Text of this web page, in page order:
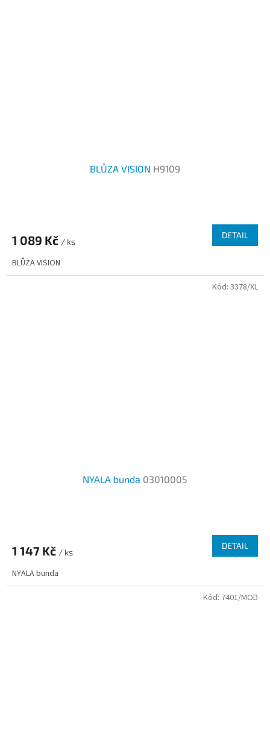
BLŮZA VISION H9109
1 089 Kč / ks
DETAIL
BLŮZA VISION
NYALA bunda 03010005
1 147 Kč / ks
DETAIL
NYALA bunda
Kód: 3378/XL
Kód: 7401/MOD